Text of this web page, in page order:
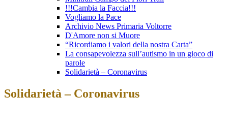
!!!Cambia la Faccia!!!
Vogliamo la Pace
Archivio News Primaria Voltorre
D'Amore non si Muore
“Ricordiamo i valori della nostra Carta”
La consapevolezza sull’autismo in un gioco di
parole
Solidarietà – Coronavirus
Solidarietà – Coronavirus